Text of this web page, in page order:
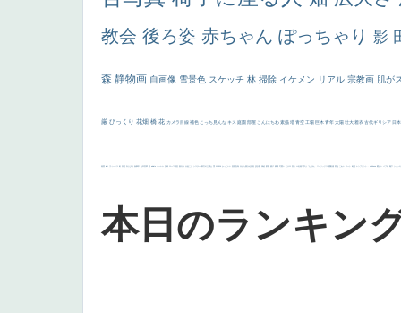
教会 後ろ姿 赤ちゃん ぽっちゃり 影
森 静物画 自画像 雪景色 スケッチ 林 掃除 イケメン リアル 宗教画 肌が
厳 びっくり 花畑 橋 花 カメラ目線 補色 こっち見んな キス 庭園 部屋 こんにちわ 素描 塔 青空 工場 巨木 青年 太陽 壮大 着衣 古代ギリシア 日
画質 last ヴィーナス 剣 白人少女 食事中 山本芳翠 麦 alciato ハーレム 女神 ローマ教皇 奥行き 火起こし シスター 東方の三博士 114514 かっこいい 受胎告知 天から覗き込む顔 設計図 挿絵 群衆 親子 裸婦 可愛い ピサロ ＃名画で学ぶ「たるみ」 ニーソックス 躍動感 黄色 こわい コート 畦道 レンブラント・ sekkusu 暖かい バブみ 靴下 ショッ
本日のランキン